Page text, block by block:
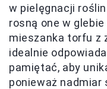
w pielęgnacji roślin
rosną one w
mieszanka torfu z
idealnie
pamiętać, aby
ponieważ nadmiar